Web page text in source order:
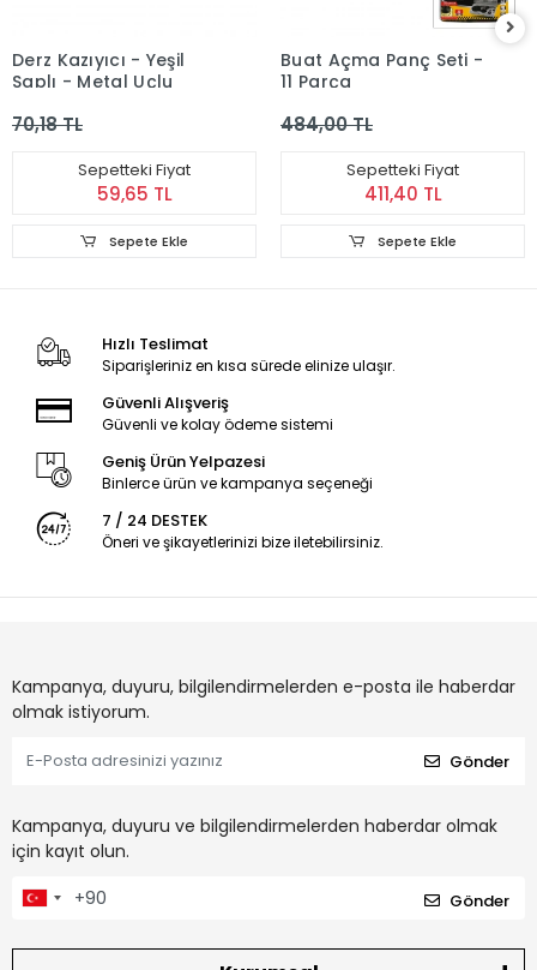
Derz Kazıyıcı - Yeşil
Saplı - Metal Uçlu
70,18 TL
Sepetteki Fiyat
59,65 TL
Sepete Ekle
Buat Açma Panç Seti -
11 Parça
484,00 TL
Sepetteki Fiyat
411,40 TL
Sepete Ekle
Hızlı Teslimat
Siparişleriniz en kısa sürede elinize ulaşır.
Güvenli Alışveriş
Güvenli ve kolay ödeme sistemi
Geniş Ürün Yelpazesi
Binlerce ürün ve kampanya seçeneği
7 / 24 DESTEK
Öneri ve şikayetlerinizi bize iletebilirsiniz.
Kampanya, duyuru, bilgilendirmelerden e-posta ile haberdar
olmak istiyorum.
Gönder
Kampanya, duyuru ve bilgilendirmelerden haberdar olmak
için kayıt olun.
Gönder